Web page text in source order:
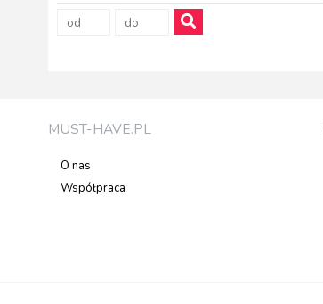
MUST-HAVE.PL
O nas
Współpraca